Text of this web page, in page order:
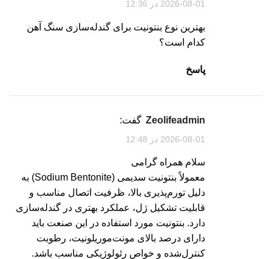
2026-08-01 در 12:36
بهترین نوع بنتونیت برای گندله‌سازی سنگ آهن
کدام است؟
پاسخ
zeolifeadmin گفت:
2026-08-01 در 12:48
سلام همراه گرامی
معمولاً بنتونیت سدیمی (Sodium Bentonite) به
دلیل تورم‌پذیری بالا، ظرفیت اتصال مناسب و
قابلیت تشکیل ژل، عملکرد بهتری در گندله‌سازی
دارد. بنتونیت مورد استفاده در این صنعت باید
دارای درصد بالای مونت‌موریلونیت، رطوبت
کنترل‌شده و خواص رئولوژیکی مناسب باشد.